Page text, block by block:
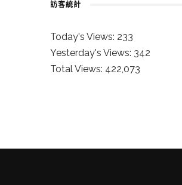
訪客統計
Today's Views: 233
Yesterday's Views: 342
Total Views: 422,073